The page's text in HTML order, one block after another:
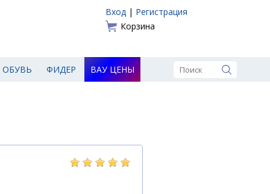
Вход | Регистрация
Корзина
ОБУВЬ ФИДЕР ВАУ ЦЕНЫ